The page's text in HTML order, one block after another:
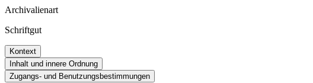
Archivalienart
Schriftgut
Kontext
Inhalt und innere Ordnung
Zugangs- und Benutzungsbestimmungen